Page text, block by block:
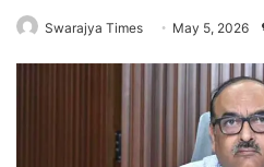
Swarajya Times May 5, 2026